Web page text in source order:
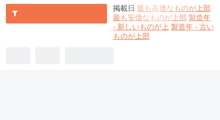
掲載日 最も高価なものが上部
最も安価なものが上部 製造年
- 新しいものが上 製造年 - 古い
ものが上部